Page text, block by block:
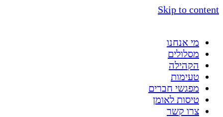
Skip to content
מי אנחנו
מסלולים
הקהילה
טעימות
מפגשי חברים
טיסות לאומן
צרו קשר